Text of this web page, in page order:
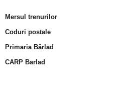
Mersul trenurilor
Coduri postale
Primaria Bârlad
CARP Barlad